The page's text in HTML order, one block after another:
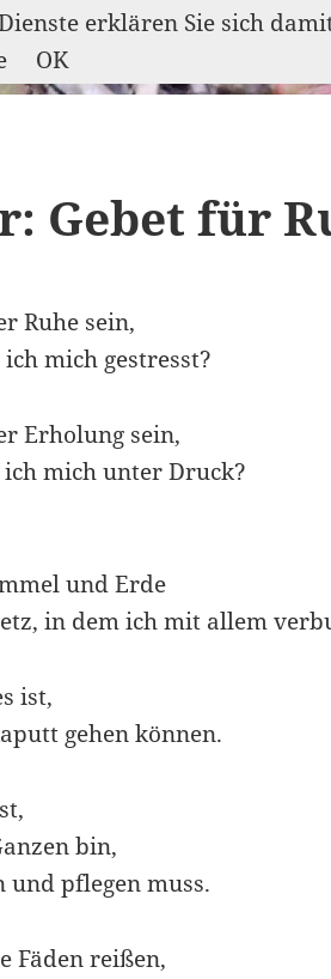
Gebet für
Ruhe sein,
mich gestresst?
Erholung sein,
mich unter Druck?
und Erde
in dem ich mit allem
ist,
gehen können.
bin,
und pflegen muss.
Fäden reißen,
erklären Sie sich
OK